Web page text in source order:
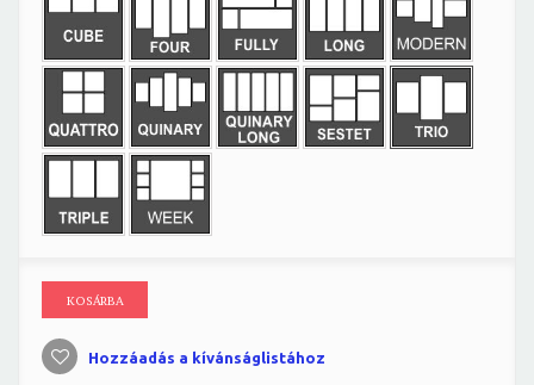
KOSÁRBA
Hozzáadás a kívánságlistához